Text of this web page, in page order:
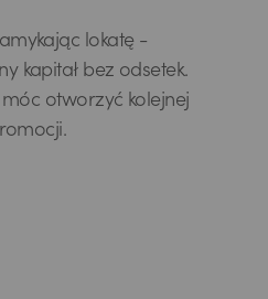
lokatę -
kapitał bez odsetek.
otworzyć kolejnej